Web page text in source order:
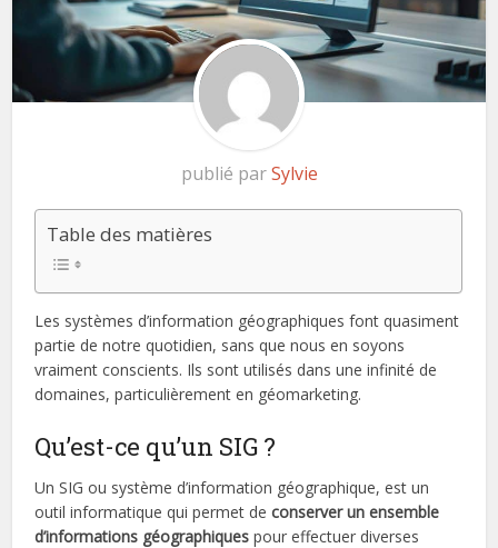
publié parSylvie
Table des matières
Les systèmes d’information géographiques font quasiment
partie de notre quotidien, sans que nous en soyons
vraiment conscients. Ils sont utilisés dans une infinité de
domaines, particulièrement en géomarketing.
Qu’est-ce qu’un SIG ?
Un SIG ou système d’information géographique, est un
outil informatique qui permet de conserver un ensemble
d’informations géographiquespour effectuer diverses